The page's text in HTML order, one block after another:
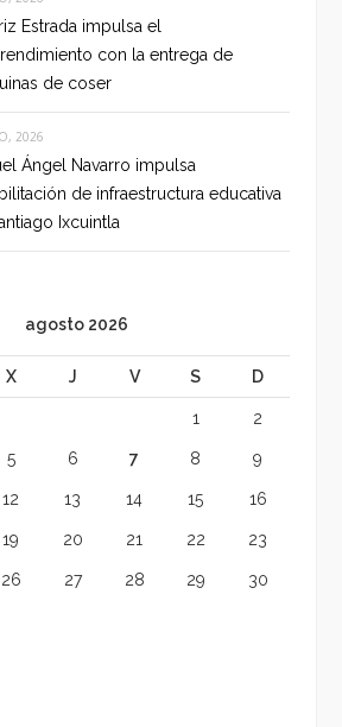
Estrada impulsa el
con la entrega de
de coser
2026
Ángel Navarro impulsa
de infraestructura educativa
Ixcuintla
agosto 2026
X J V S D
1 2
5 6 7 8 9
12 13 14 15 16
19 20 21 22 23
26 27 28 29 30